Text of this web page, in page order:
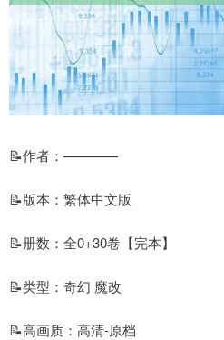
📝作者：————
📝版本：繁体中文版
📝册数：全0+30卷【完本】
📝类型：奇幻 魔改
📝高画质：高清-原档